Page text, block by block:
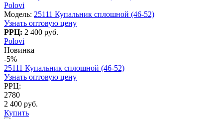
Polovi
Модель: 25111 Купальник сплошной (46-52)
Узнать оптовую цену
РРЦ: 2 400 руб.
Polovi
Новинка
-5%
25111 Купальник сплошной (46-52)
Узнать оптовую цену
РРЦ:
2780
2 400 руб.
Купить